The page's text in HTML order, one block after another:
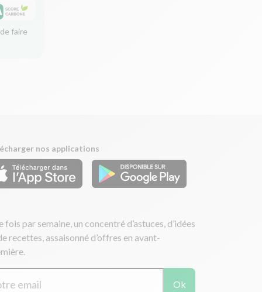
faire
nos applications
fois par semaine, un concentré d’astuces, d’idées
recettes, assaisonné d’offres en avant-
Ok